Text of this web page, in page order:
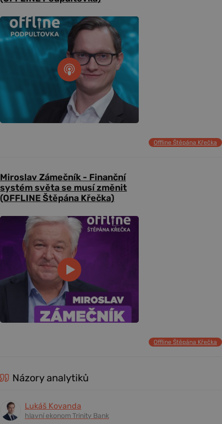
Offline Štěpána Křečka
Miroslav Zámečník - Finanční
systém světa se musí změnit
(OFFLINE Štěpána Křečka)
Offline Štěpána Křečka
Názory analytiků
Lukáš Kovanda
hlavní ekonom Trinity Bank